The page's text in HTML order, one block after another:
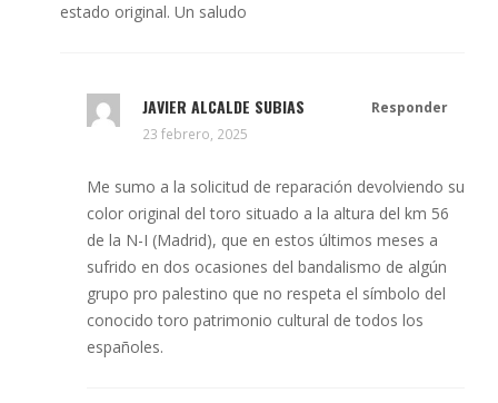
estado original. Un saludo
JAVIER ALCALDE SUBIAS
23 febrero, 2025
Responder
Me sumo a la solicitud de reparación devolviendo su
color original del toro situado a la altura del km 56
de la N-I (Madrid), que en estos últimos meses a
sufrido en dos ocasiones del bandalismo de algún
grupo pro palestino que no respeta el símbolo del
conocido toro patrimonio cultural de todos los
españoles.